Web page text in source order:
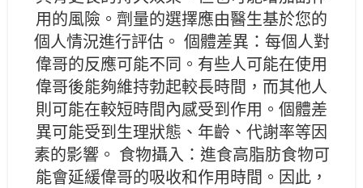
用的風險。劑量的選擇應由醫生基於您的
個人情況進行評估。 個體差異：每個人對
偉哥的反應可能不同。有些人可能在使用
偉哥後能夠維持勃起較長時間，而其他人
則可能在較短時間內感受到作用。個體差
異可能受到生理狀態、年齡、代謝率等因
素的影響。 食物攝入：進食高脂肪食物可
能會延緩偉哥的吸收和作用時間。因此，